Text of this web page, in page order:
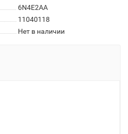
6N4E2AA
11040118
Нет в наличии